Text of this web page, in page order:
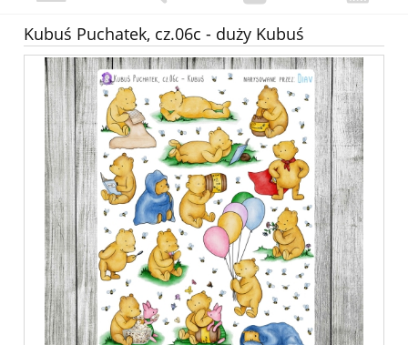
Kubuś Puchatek, cz.06c - duży Kubuś